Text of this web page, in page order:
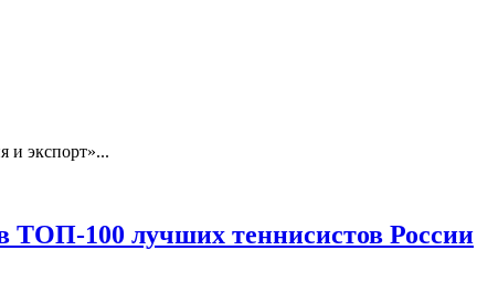
и экспорт»...
ТОП-100 лучших теннисистов России